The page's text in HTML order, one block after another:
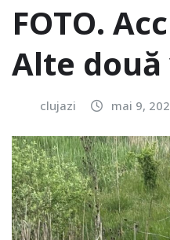
FOTO.
Alte două
clujazi mai 9,